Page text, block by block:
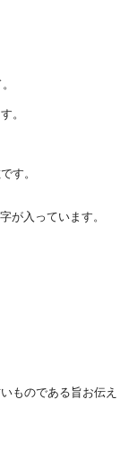
。
す。
が入っています。
ものである旨お伝え